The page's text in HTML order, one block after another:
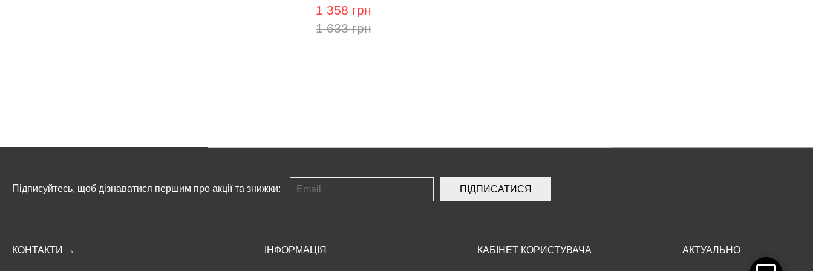
1 358 грн
1 633 грн
Підписуйтесь, щоб дізнаватися першим про акції та знижки: ПІДПИСАТИСЯ
КОНТАКТИ → ІНФОРМАЦІЯ КАБІНЕТ КОРИСТУВАЧА АКТУАЛЬНО